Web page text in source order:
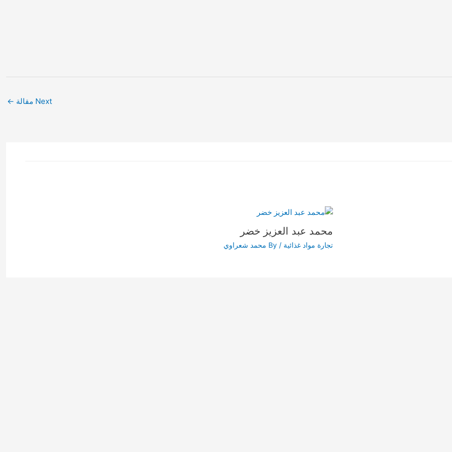
Next مقالة ←
محمد عبد العزيز خضر
تجارة مواد غذائية / By محمد شعراوي